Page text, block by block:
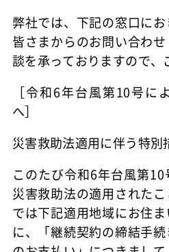
弊社では、下記の窓口に
皆さまからのお問い合わ
談を承っておりますので、
［令和6年台風第10号に
へ］
災害救助法適用に伴う特別
このたび令和6年台風第
災害救助法の適用された
では下記適用地域にお住
に、「継続契約の締結手